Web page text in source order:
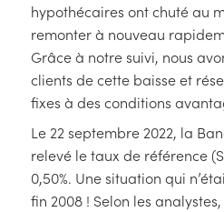
hypothécaires ont chuté au
remonter à nouveau
Grâce à notre suivi, nous
clients de cette baisse et
fixes à des conditions
Le 22 septembre 2022, la
relevé le taux de référence
0,50%. Une situation qui
fin 2008 ! Selon les